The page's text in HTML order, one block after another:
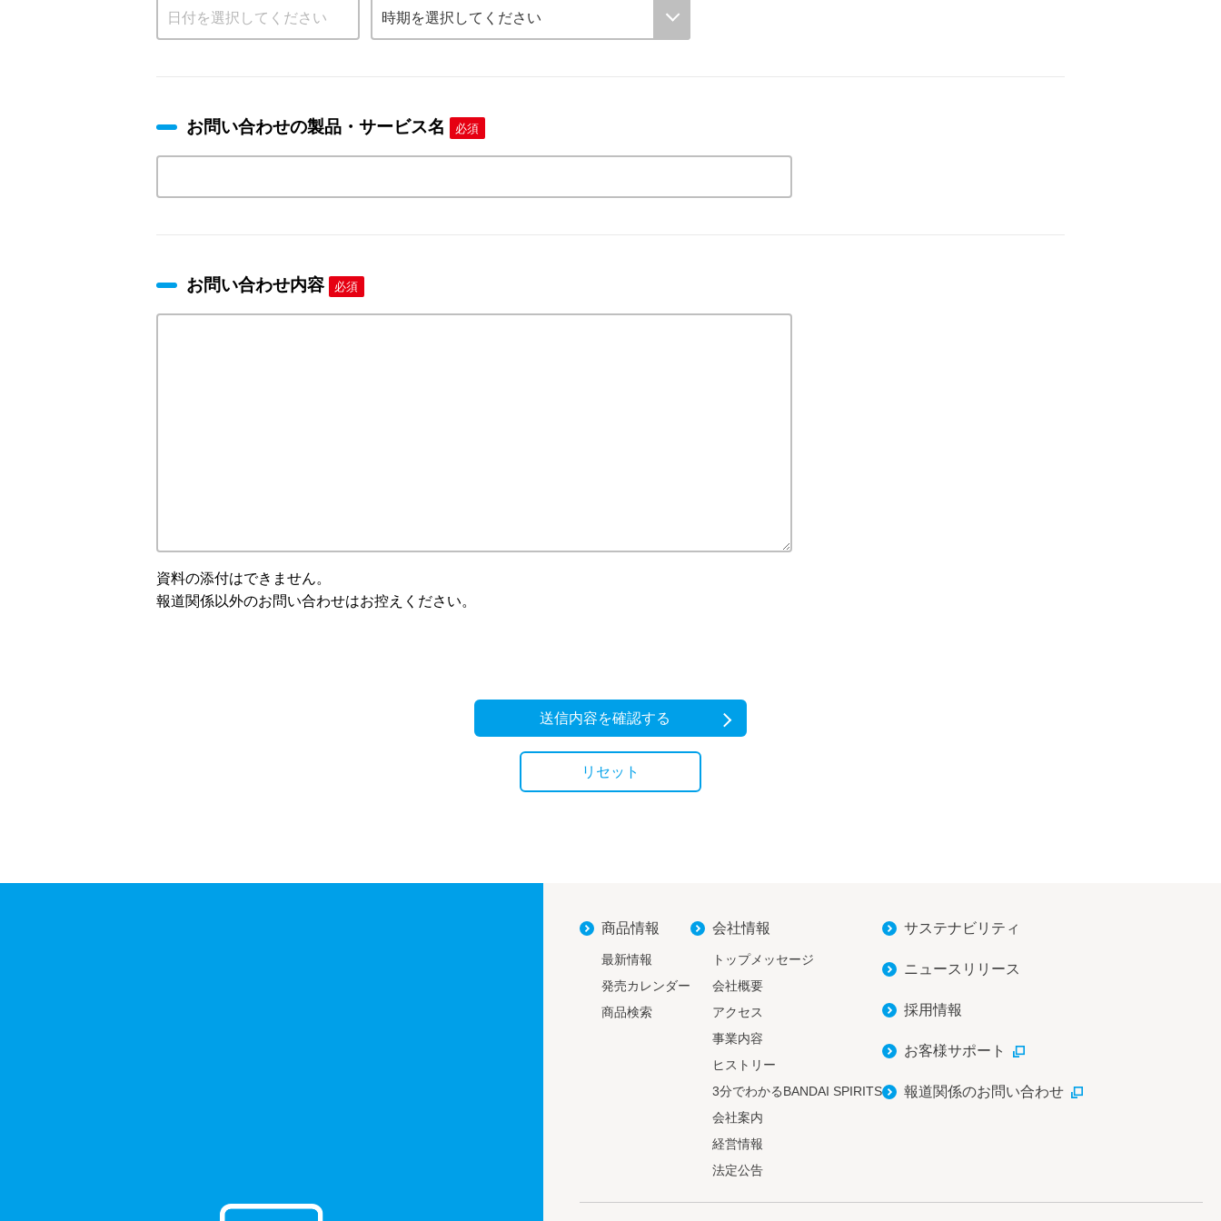
お問い合わせの製品・サービス名 必須
お問い合わせ内容 必須
資料の添付はできません。
報道関係以外のお問い合わせはお控えください。
送信内容を確認する
商品情報
最新情報
発売カレンダー
商品検索
会社情報
トップメッセージ
会社概要
アクセス
事業内容
ヒストリー
3分でわかるBANDAI SPIRITS
会社案内
経営情報
法定公告
サステナビリティ
ニュースリリース
採用情報
お客様サポート
報道関係のお問い合わせ